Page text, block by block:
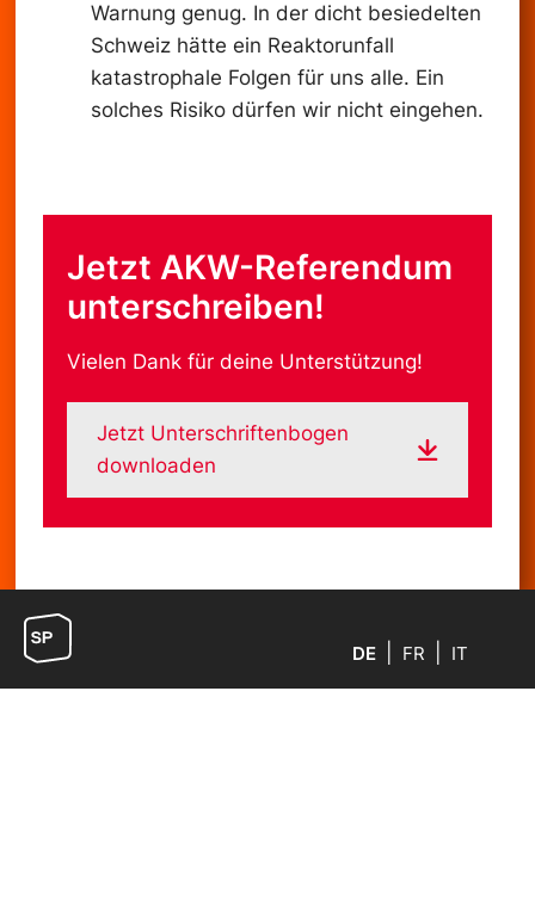
Warnung genug. In der dicht besiedelten
Schweiz hätte ein Reaktorunfall
katastrophale Folgen für uns alle. Ein
solches Risiko dürfen wir nicht eingehen.
Jetzt AKW-Referendum
unterschreiben!
Vielen Dank für deine Unterstützung!
Jetzt Unterschriftenbogen
downloaden
DE FR IT